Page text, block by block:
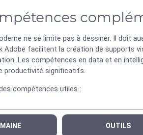
ne se limite pas à dessiner. Il doit
Adobe facilitent la création de supports
Les compétences en data et en
productivité significatifs.
compétences utiles :
OUTILS